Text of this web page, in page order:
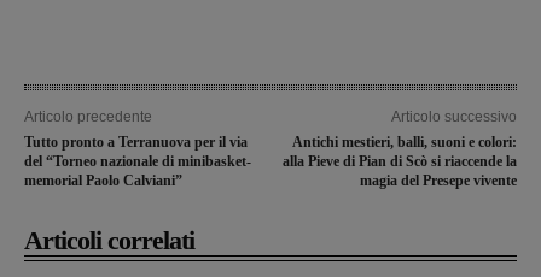
Articolo precedente
Tutto pronto a Terranuova per il via
del “Torneo nazionale di minibasket-
memorial Paolo Calviani”
Articolo successivo
Antichi mestieri, balli, suoni e colori:
alla Pieve di Pian di Scò si riaccende la
magia del Presepe vivente
Articoli correlati